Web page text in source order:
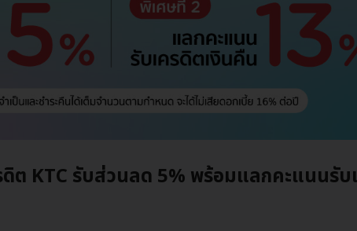
ต KTC รับส่วนลด 5% พร้อมแลกคะแนนรับ